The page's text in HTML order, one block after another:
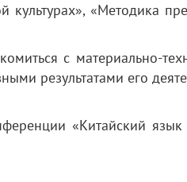
культурах», «Методика
с материально-
результатами его
«Китайский язык